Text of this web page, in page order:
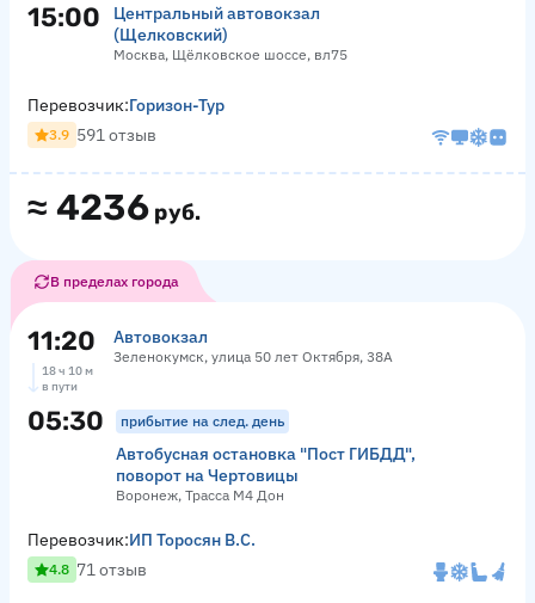
15:00
Центральный автовокзал
(Щелковский)
Москва, Щёлковское шоссе, вл75
≈ 4236 руб.
Перевозчик:Горизон-Тур
3.9 591 отзыв
В пределах города
11:20 Автовокзал
Зеленокумск, улица 50 лет Октября, 38А
18 ч 10 м
в пути
05:30 прибытие на след. день
Автобусная остановка "Пост ГИБДД",
поворот на Чертовицы
Воронеж, Трасса М4 Дон
Перевозчик:ИП Торосян В.С.
4.8 71 отзыв